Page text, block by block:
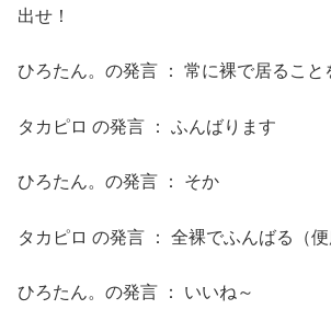
出せ！
ひろたん。の発言 ： 常に裸で居ること
タカピロ の発言 ： ふんばります
ひろたん。の発言 ： そか
タカピロ の発言 ： 全裸でふんばる（便
ひろたん。の発言 ： いいね～